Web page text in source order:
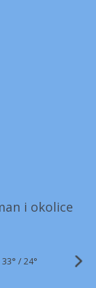
i okolice
33° /24°